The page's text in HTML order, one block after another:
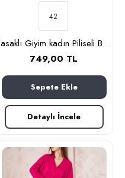
42
Pasaklı Giyim kadın Piliseli Bürümcük Pantolon Tunik Alt Üst Takım 3573374 Bej
749,00 TL
Sepete Ekle
Detaylı İncele